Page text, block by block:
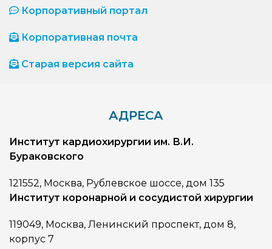
Корпоративный портал
Корпоративная почта
Старая версия сайта
АДРЕСА
Институт кардиохирургии им. В.И.
Бураковского
121552, Москва, Рублевское шоссе, дом 135
Институт коронарной и сосудистой хирургии
119049, Москва, Ленинский проспект, дом 8,
корпус 7